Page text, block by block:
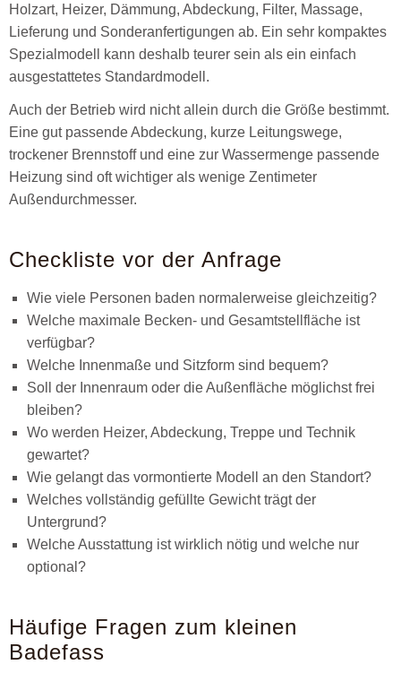
Holzart, Heizer, Dämmung, Abdeckung, Filter, Massage,
Lieferung und Sonderanfertigungen ab. Ein sehr kompaktes
Spezialmodell kann deshalb teurer sein als ein einfach
ausgestattetes Standardmodell.
Auch der Betrieb wird nicht allein durch die Größe bestimmt.
Eine gut passende Abdeckung, kurze Leitungswege,
trockener Brennstoff und eine zur Wassermenge passende
Heizung sind oft wichtiger als wenige Zentimeter
Außendurchmesser.
Checkliste vor der Anfrage
Wie viele Personen baden normalerweise gleichzeitig?
Welche maximale Becken- und Gesamtstellfläche ist
verfügbar?
Welche Innenmaße und Sitzform sind bequem?
Soll der Innenraum oder die Außenfläche möglichst frei
bleiben?
Wo werden Heizer, Abdeckung, Treppe und Technik
gewartet?
Wie gelangt das vormontierte Modell an den Standort?
Welches vollständig gefüllte Gewicht trägt der
Untergrund?
Welche Ausstattung ist wirklich nötig und welche nur
optional?
Häufige Fragen zum kleinen
Badefass